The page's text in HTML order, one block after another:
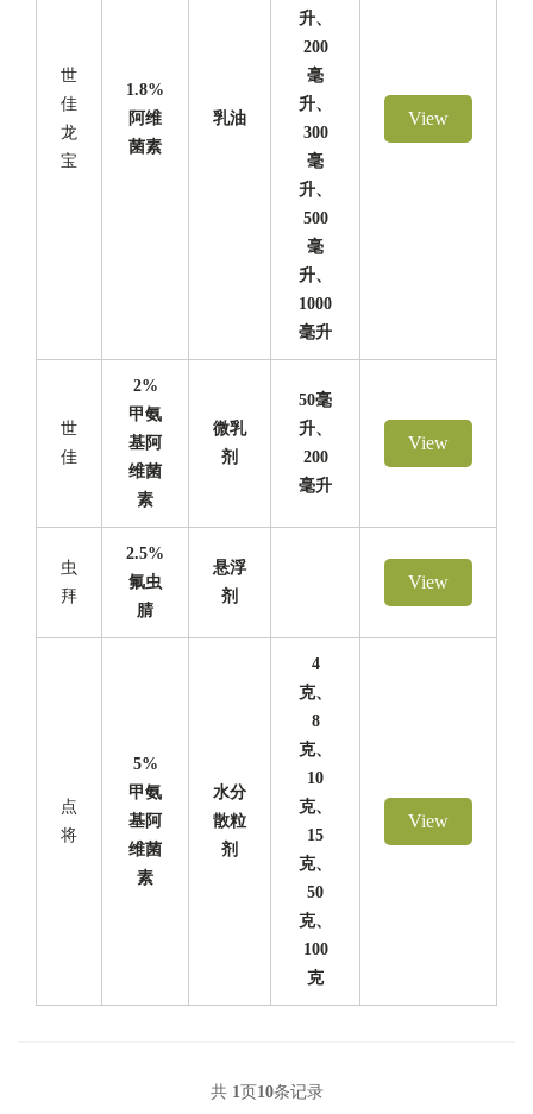
世
佳
龙
宝
1.8%
阿维
菌素
乳油
升、
200
毫
升、
300
毫
升、
500
毫
升、
1000
毫升
View
世
佳
2%
甲氨
基阿
维菌
素
微乳
剂
50毫
升、
200
毫升
View
虫
拜
2.5%
氟虫
腈
悬浮
剂
View
点
将
5%
甲氨
基阿
维菌
素
水分
散粒
剂
4
克、
8
克、
10
克、
15
克、
50
克、
100
克
View
共 1页 10条记录